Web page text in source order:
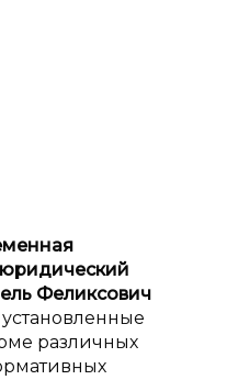
Феликсович
различных